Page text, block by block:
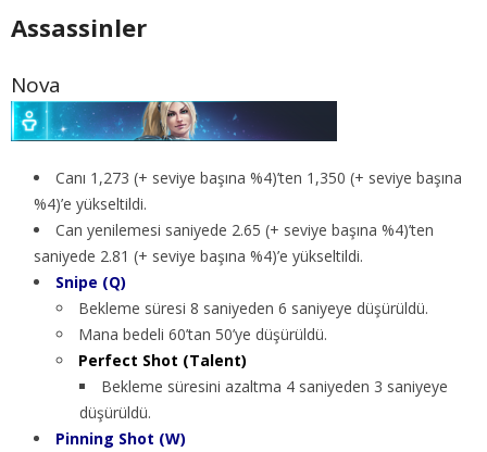
Assassinler
Nova
Canı 1,273 (+ seviye başına %4)’ten 1,350 (+ seviye başına
%4)’e yükseltildi.
Can yenilemesi saniyede 2.65 (+ seviye başına %4)’ten
saniyede 2.81 (+ seviye başına %4)’e yükseltildi.
Snipe (Q)
Bekleme süresi 8 saniyeden 6 saniyeye düşürüldü.
Mana bedeli 60’tan 50’ye düşürüldü.
Perfect Shot (Talent)
Bekleme süresini azaltma 4 saniyeden 3 saniyeye
düşürüldü.
Pinning Shot (W)